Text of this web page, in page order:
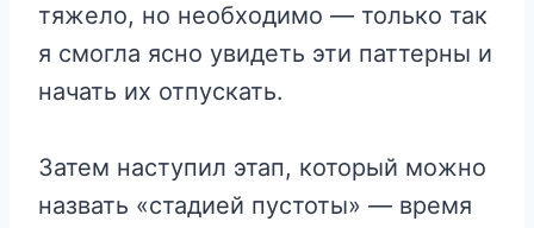
тяжело, но необходимо — только так
я смогла ясно увидеть эти паттерны и
начать их отпускать.
Затем наступил этап, который можно
назвать «стадией пустоты» — время